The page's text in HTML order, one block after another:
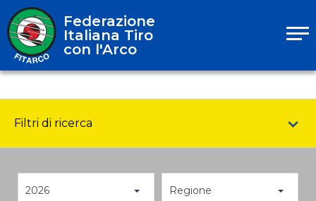
Federazione
Italiana Tiro
con l'Arco
Filtri di ricerca
2026 Regione